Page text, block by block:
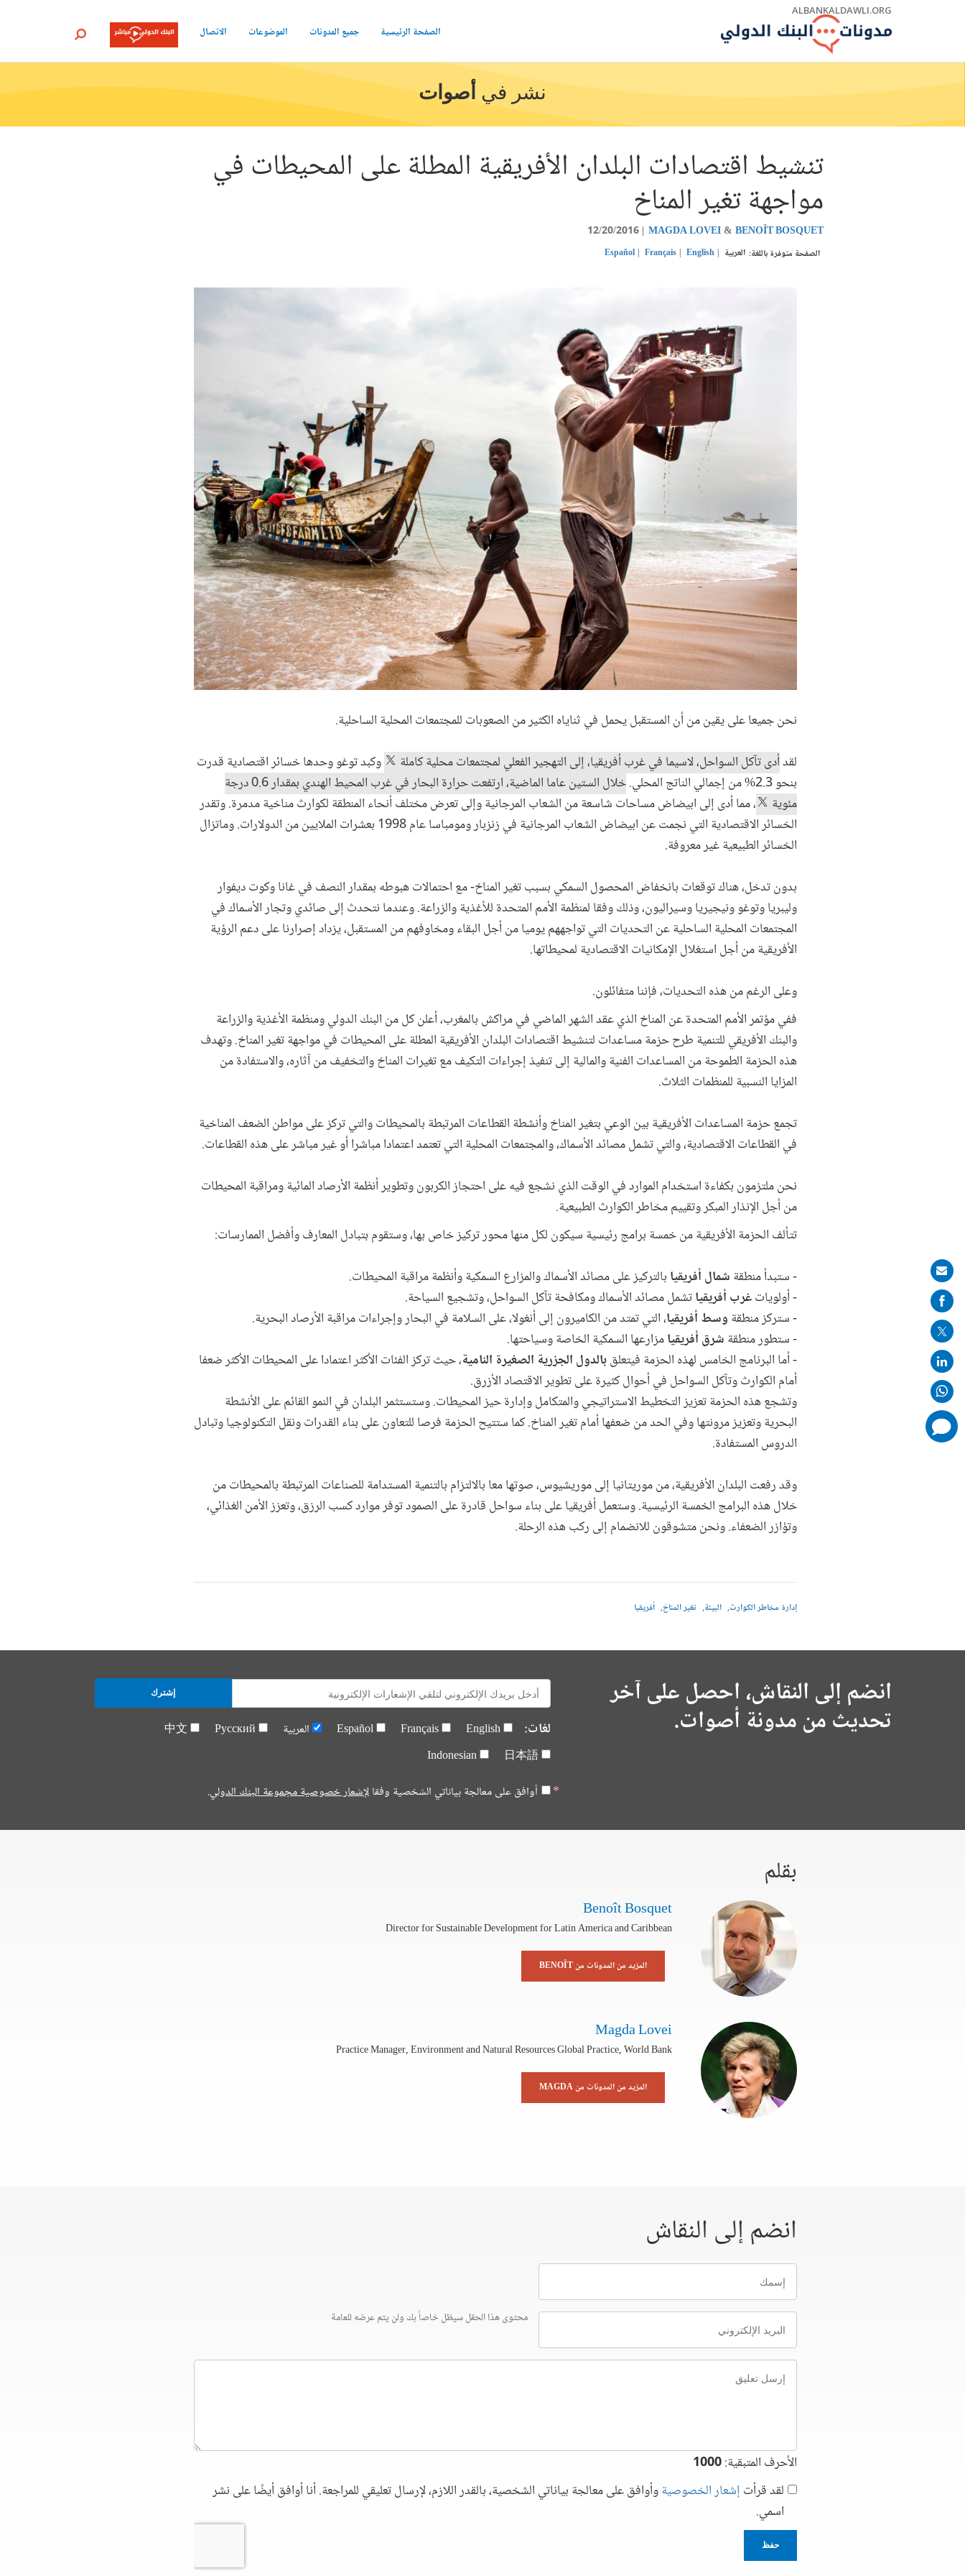
ALBANKALDAWLI.ORG
الصفحة الرئيسية جميع المدونات الموضوعات الاتصال بحث
نشر في أصوات
تنشيط اقتصادات البلدان الأفريقية المطلة على المحيطات في
مواجهة تغير المناخ
BENOÎT BOSQUET
MAGDA LOVEI
12/20/2016
الصفحة متوفرة باللغة: العربية English
Français
Español
نحن جميعا على يقين من أن المستقبل يحمل في ثناياه الكثير من الصعوبات للمجتمعات المحلية الساحلية.
لقدأدى تآكل السواحل، لاسيما في غرب أفريقيا، إلى التهجير الفعلي لمجتمعات محلية كاملة
وكبد توغو وحدها خسائر اقتصادية قدرت
بنحو 2.3% من إجمالي الناتج المحلي.
خلال الستين عاما الماضية، ارتفعت حرارة البحار في غرب المحيط الهندي بمقدار 0.6 درجة
مئوية
، مما أدى إلى ابيضاض مساحات شاسعة من الشعاب المرجانية وإلى تعرض مختلف أنحاء المنطقة لكوارث مناخية مدمرة. وتقدر
الخسائر الاقتصادية التي نجمت عن ابيضاض الشعاب المرجانية في زنزبار ومومباسا عام 1998 بعشرات الملايين من الدولارات. وماتزال
الخسائر الطبيعية غير معروفة.
بدون تدخل، هناك توقعات بانخفاض المحصول السمكي بسبب تغير المناخ- مع احتمالات هبوطه بمقدار النصف في غانا وكوت ديفوار
وليبريا وتوغو ونيجيريا وسيراليون، وذلك وفقا لمنظمة الأمم المتحدة للأغذية والزراعة. وعندما نتحدث إلى صائدي وتجار الأسماك في
المجتمعات المحلية الساحلية عن التحديات التي تواجههم يوميا من أجل البقاء ومخاوفهم من المستقبل، يزداد إصرارنا على دعم الرؤية
الأفريقية من أجل استغلال الإمكانيات الاقتصادية لمحيطاتها.
وعلى الرغم من هذه التحديات، فإننا متفائلون.
ففي مؤتمر الأمم المتحدة عن المناخ الذي عقد الشهر الماضي في مراكش بالمغرب، أعلن كل من البنك الدولي ومنظمة الأغذية والزراعة
والبنك الأفريقي للتنمية طرح حزمة مساعدات لتنشيط اقتصادات البلدان الأفريقية المطلة على المحيطات في مواجهة تغير المناخ. وتهدف
هذه الحزمة الطموحة من المساعدات الفنية والمالية إلى تنفيذ إجراءات التكيف مع تغيرات المناخ والتخفيف من آثاره، والاستفادة من
المزايا النسبية للمنظمات الثلاث.
تجمع حزمة المساعدات الأفريقية بين الوعي بتغير المناخ وأنشطة القطاعات المرتبطة بالمحيطات والتي تركز على مواطن الضعف المناخية
في القطاعات الاقتصادية، والتي تشمل مصائد الأسماك، والمجتمعات المحلية التي تعتمد اعتمادا مباشرا أو غير مباشر على هذه القطاعات.
نحن ملتزمون بكفاءة استخدام الموارد في الوقت الذي نشجع فيه على احتجاز الكربون وتطوير أنظمة الأرصاد المائية ومراقبة المحيطات
من أجل الإنذار المبكر وتقييم مخاطر الكوارث الطبيعية.
تتألف الحزمة الأفريقية من خمسة برامج رئيسية سيكون لكل منها محور تركيز خاص بها، وستقوم بتبادل المعارف وأفضل الممارسات:
- ستبدأ منطقة شمال أفريقيا بالتركيز على مصائد الأسماك والمزارع السمكية وأنظمة مراقبة المحيطات.
- أولوياتغرب أفريقياتشمل مصائد الأسماك ومكافحة تآكل السواحل، وتشجيع السياحة.
- ستركز منطقة وسط أفريقيا، التي تمتد من الكاميرون إلى أنغولا، على السلامة في البحار وإجراءات مراقبة الأرصاد البحرية.
- ستطور منطقة شرق أفريقيامزارعها السمكية الخاصة وسياحتها.
- أما البرنامج الخامس لهذه الحزمة فيتعلقبالدول الجزرية الصغيرة النامية، حيث تركز الفئات الأكثر اعتمادا على المحيطات الأكثر ضعفا
أمام الكوارث وتآكل السواحل في أحوال كثيرة على تطوير الاقتصاد الأزرق.
وتشجع هذه الحزمة تعزيز التخطيط الاستراتيجي والمتكامل وإدارة حيز المحيطات. وستستثمر البلدان في النمو القائم على الأنشطة
البحرية وتعزيز مرونتها وفي الحد من ضعفها أمام تغير المناخ. كما ستتيح الحزمة فرصا للتعاون على بناء القدرات ونقل التكنولوجيا وتبادل
الدروس المستفادة.
وقد رفعت البلدان الأفريقية، من موريتانيا إلى موريشيوس، صوتها معا بالالتزام بالتنمية المستدامة للصناعات المرتبطة بالمحيطات من
خلال هذه البرامج الخمسة الرئيسية. وستعمل أفريقيا على بناء سواحل قادرة على الصمود توفر موارد كسب الرزق، وتعزز الأمن الغذائي،
وتؤازر الضعفاء. ونحن متشوقون للانضمام إلى ركب هذه الرحلة.
إدارة مخاطر الكوارث البيئة تغير المناخ أفريقيا
انضم إلى النقاش، احصل على آخر
تحديث من مدونة أصوات.
E-
mail:
لغات: English
Français
Español العربية Русский
中文
日本語
Indonesian
أوافق على معالجة بياناتي الشخصية وفقالإشعار خصوصية مجموعة البنك الدولي.
إشترك
بقلم
Benoît Bosquet
Director for Sustainable Development for Latin America and Caribbean
المزيد من المدونات من BENOÎT
Magda Lovei
Practice Manager, Environment and Natural Resources Global Practice, World Bank
المزيد من المدونات من MAGDA
انضم إلى النقاش
إسمك
البريد
الإلكتروني
محتوى هذا الحقل سيظل خاصاً بك ولن يتم عرضه للعامة
إرسل
تعليق
الأحرف المتبقية:1000
لقد قرأت إشعار الخصوصيةوأوافق على معالجة بياناتي الشخصية، بالقدر اللازم، لإرسال تعليقي للمراجعة. أنا أوافق أيضًا على نشر
اسمي.
حفظ
Share
on
mail
comments
added